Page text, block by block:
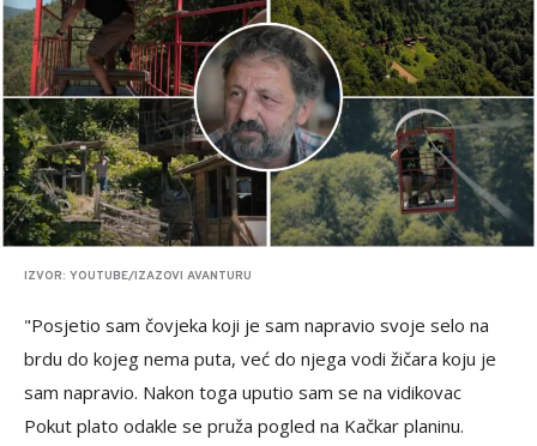
IZVOR: YOUTUBE/IZAZOVI AVANTURU
"Posjetio sam čovjeka koji je sam napravio svoje selo na
brdu do kojeg nema puta, već do njega vodi žičara koju je
sam napravio. Nakon toga uputio sam se na vidikovac
Pokut plato odakle se pruža pogled na Kačkar planinu.